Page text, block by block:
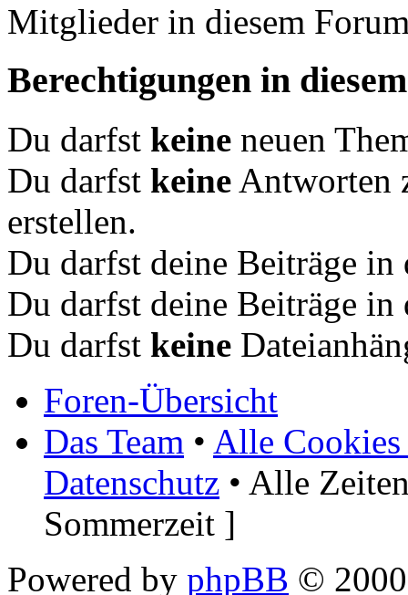
Mitglieder in diesem
Berechtigungen in
Du darfst keine neuen
Du darfst keine Antworten
erstellen.
Du darfst deine Beiträge
Du darfst deine Beiträge
Du darfst keine
Foren-Übersicht
Das Team • Alle Cookies
Datenschutz • Alle
Sommerzeit ]
Powered by phpBB ©